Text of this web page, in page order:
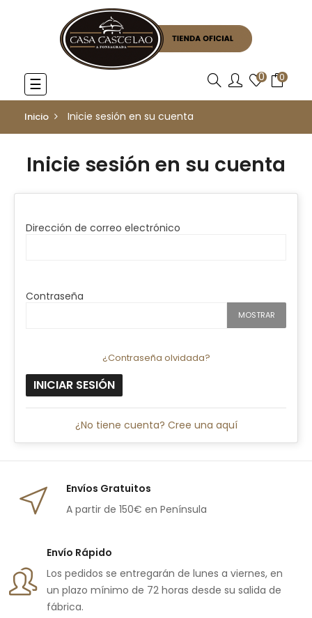
Navegación
de
palanca
☰ 0 0
Inicio Inicie sesión en su cuenta
Inicie sesión en su cuenta
Dirección de correo electrónico
Contraseña
MOSTRAR
¿Contraseña olvidada?
INICIAR SESIÓN
¿No tiene cuenta? Cree una aquí
Envíos Gratuitos
A partir de 150€ en Península
Envío Rápido
Los pedidos se entregarán de lunes a viernes, en
un plazo mínimo de 72 horas desde su salida de
fábrica.